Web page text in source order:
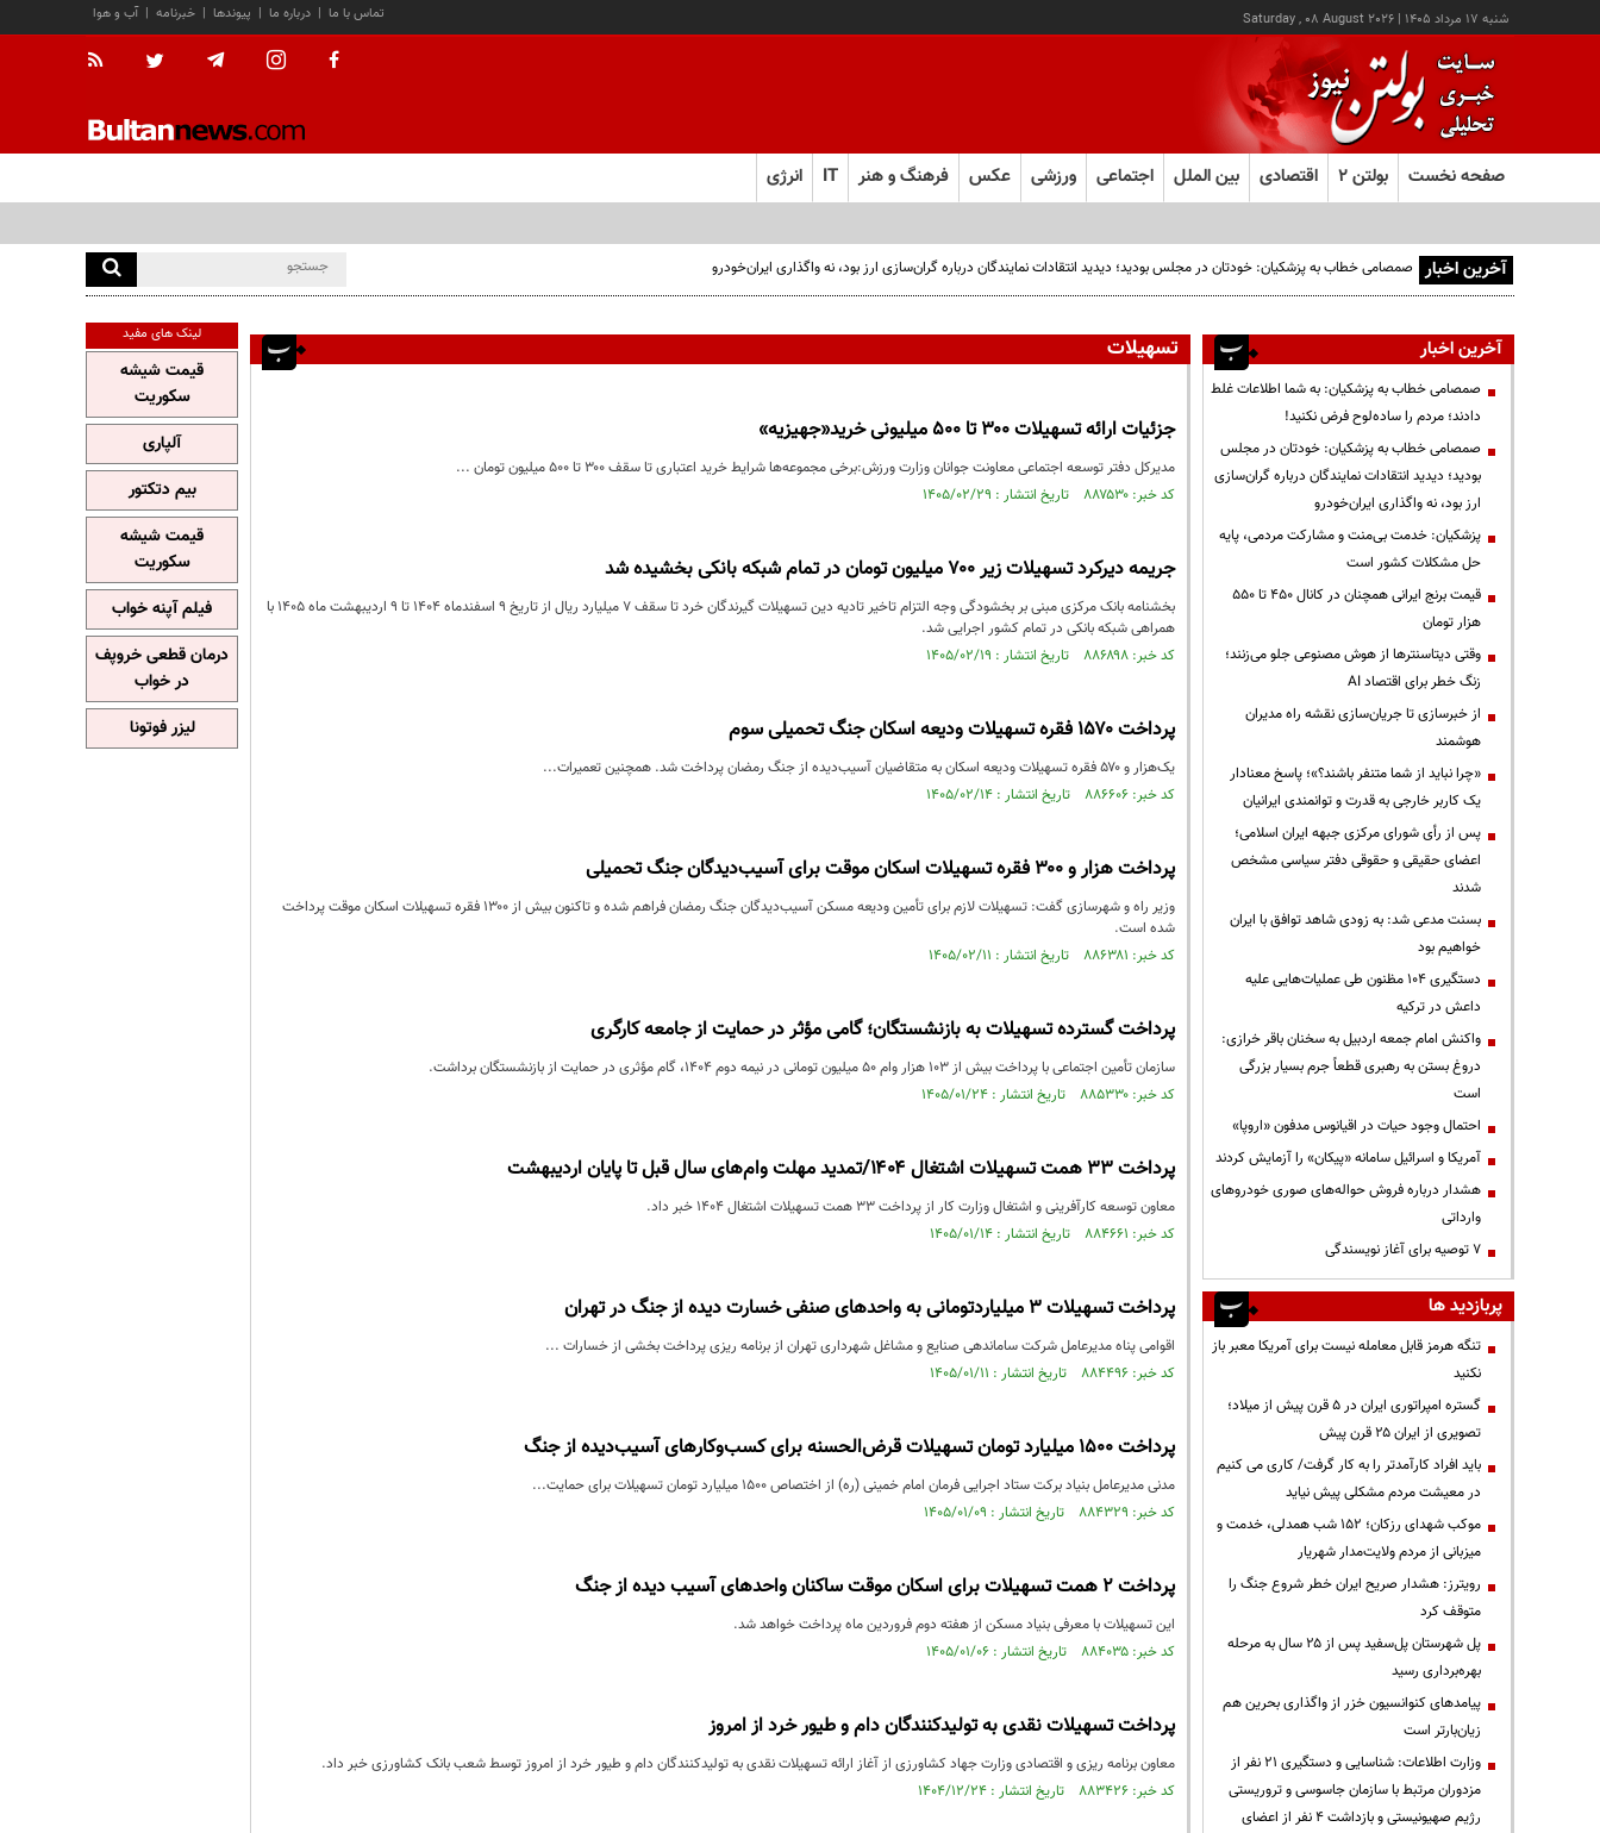
شنبه ۱۷ مرداد ۱۴۰۵ |
Saturday , 08 August 2026 آب و هوا | خبرنامه | پیوندها | درباره ما | تماس با ما
صفحه نخست بولتن ۲ اقتصادی بین الملل اجتماعی ورزشی عکس فرهنگ و هنر IT انرژی
آخرین اخبار صمصامی خطاب به پزشکیان: خودتان در مجلس بودید؛ دیدید انتقادات نمایندگان درباره گران‌سازی ارز بود، نه واگذاری ایران‌خودرو
تسهیلات
جزئیات ارائه تسهیلات ۳۰۰ تا ۵۰۰ میلیونی خرید«جهیزیه»
مدیرکل دفتر توسعه اجتماعی معاونت جوانان وزارت ورزش:برخی مجموعه‌ها شرایط خرید اعتباری تا سقف ۳۰۰ تا ۵۰۰ میلیون تومان ...
کد خبر: ۸۸۷۵۳۰ تاریخ انتشار : ۱۴۰۵/۰۲/۲۹
جریمه دیرکرد تسهیلات زیر ۷۰۰ میلیون تومان در تمام شبکه بانکی بخشیده شد
بخشنامه بانک مرکزی مبنی بر بخشودگی وجه التزام تاخیر تادیه دین تسهیلات گیرندگان خرد تا سقف ۷ میلیارد ریال از تاریخ ۹ اسفندماه ۱۴۰۴ تا ۹ اردیبهشت ماه ۱۴۰۵ با
همراهی شبکه بانکی در تمام کشور اجرایی شد.
کد خبر: ۸۸۶۸۹۸ تاریخ انتشار : ۱۴۰۵/۰۲/۱۹
پرداخت ۱۵۷۰ فقره تسهیلات ودیعه اسکان جنگ تحمیلی سوم
یک‌هزار و ۵۷۰ فقره تسهیلات ودیعه اسکان به متقاضیان آسیب‌دیده از جنگ رمضان پرداخت شد. همچنین تعمیرات...
کد خبر: ۸۸۶۶۰۶ تاریخ انتشار : ۱۴۰۵/۰۲/۱۴
پرداخت هزار و ۳۰۰ فقره تسهیلات اسکان موقت برای آسیب‌دیدگان جنگ تحمیلی
وزیر راه و شهرسازی گفت: تسهیلات لازم برای تأمین ودیعه مسکن آسیب‌دیدگان جنگ رمضان فراهم شده و تاکنون بیش از ۱۳۰۰ فقره تسهیلات اسکان موقت پرداخت
شده است.
کد خبر: ۸۸۶۳۸۱ تاریخ انتشار : ۱۴۰۵/۰۲/۱۱
پرداخت گسترده تسهیلات به بازنشستگان؛ گامی مؤثر در حمایت از جامعه کارگری
سازمان تأمین اجتماعی با پرداخت بیش از ۱۰۳ هزار وام ۵۰ میلیون تومانی در نیمه دوم ۱۴۰۴، گام مؤثری در حمایت از بازنشستگان برداشت.
کد خبر: ۸۸۵۳۳۰ تاریخ انتشار : ۱۴۰۵/۰۱/۲۴
پرداخت ۳۳ همت تسهیلات اشتغال ۱۴۰۴/تمدید مهلت وام‌های سال قبل تا پایان اردیبهشت
معاون توسعه کارآفرینی و اشتغال وزارت کار از پرداخت ۳۳ همت تسهیلات اشتغال ۱۴۰۴ خبر داد.
کد خبر: ۸۸۴۶۶۱ تاریخ انتشار : ۱۴۰۵/۰۱/۱۴
پرداخت تسهیلات ۳ میلیاردتومانی به واحدهای صنفی خسارت دیده از جنگ در تهران
اقوامی پناه مدیرعامل شرکت ساماندهی صنایع و مشاغل شهرداری تهران از برنامه ریزی پرداخت بخشی از خسارات ...
کد خبر: ۸۸۴۴۹۶ تاریخ انتشار : ۱۴۰۵/۰۱/۱۱
پرداخت ۱۵۰۰ میلیارد تومان تسهیلات قرض‌الحسنه برای کسب‌وکارهای آسیب‌دیده از جنگ
مدنی مدیرعامل بنیاد برکت ستاد اجرایی فرمان امام خمینی (ره) از اختصاص ۱۵۰۰ میلیارد تومان تسهیلات برای حمایت...
کد خبر: ۸۸۴۳۲۹ تاریخ انتشار : ۱۴۰۵/۰۱/۰۹
پرداخت ۲ همت تسهیلات برای اسکان موقت ساکنان واحدهای آسیب دیده از جنگ
این تسهیلات با معرفی بنیاد مسکن از هفته دوم فروردین ماه پرداخت خواهد شد.
کد خبر: ۸۸۴۰۳۵ تاریخ انتشار : ۱۴۰۵/۰۱/۰۶
پرداخت تسهیلات نقدی به تولیدکنندگان دام و طیور خرد از امروز
معاون برنامه ریزی و اقتصادی وزارت جهاد کشاورزی از آغاز ارائه تسهیلات نقدی به تولیدکنندگان دام و طیور خرد از امروز توسط شعب بانک کشاورزی خبر داد.
کد خبر: ۸۸۳۴۲۶ تاریخ انتشار : ۱۴۰۴/۱۲/۲۴
آخرین اخبار
صمصامی خطاب به پزشکیان: به شما اطلاعات غلط
دادند؛ مردم را ساده‌لوح فرض نکنید!
صمصامی خطاب به پزشکیان: خودتان در مجلس
بودید؛ دیدید انتقادات نمایندگان درباره گران‌سازی
ارز بود، نه واگذاری ایران‌خودرو
پزشکیان: خدمت بی‌منت و مشارکت مردمی، پایه
حل مشکلات کشور است
قیمت‌ برنج ایرانی همچنان در کانال ۴۵۰ تا ۵۵۰
هزار تومان
وقتی دیتاسنترها از هوش مصنوعی جلو می‌زنند؛
زنگ خطر برای اقتصاد AI
از خبرسازی تا جریان‌سازی نقشه راه مدیران
هوشمند
«چرا نباید از شما متنفر باشند؟»؛ پاسخ معنادار
یک کاربر خارجی به قدرت و توانمندی ایرانیان
پس از رأی شورای مرکزی جبهه ایران اسلامی؛
اعضای حقیقی و حقوقی دفتر سیاسی مشخص
شدند
بسنت مدعی شد: به زودی شاهد توافق با ایران
خواهیم بود
دستگیری ۱۰۴ مظنون طی عملیات‌هایی علیه
داعش در ترکیه
واکنش امام جمعه اردبیل به سخنان باقر خرازی:
دروغ بستن به رهبری قطعاً جرم بسیار بزرگی
است
احتمال وجود حیات در اقیانوس مدفون «اروپا»
آمریکا و اسرائیل سامانه «پیکان» را آزمایش کردند
هشدار درباره فروش حواله‌های صوری خودروهای
وارداتی
۷ توصیه برای آغاز نویسندگی
پربازدید ها
تنگه هرمز قابل معامله نیست برای آمریکا معبر باز
نکنید
گستره امپراتوری ایران در ۵ قرن پیش از میلاد؛
تصویری از ایران ۲۵ قرن پیش
باید افراد کارآمدتر را به کار گرفت/ کاری می کنیم
در معیشت مردم مشکلی پیش نیاید
موکب شهدای رزکان؛ ۱۵۲ شب همدلی، خدمت و
میزبانی از مردم ولایت‌مدار شهریار
رویترز: هشدار صریح ایران خطر شروع جنگ را
متوقف کرد
پل شهرستان پل‌سفید پس از ۲۵ سال به مرحله
بهره‌برداری رسید
پیامدهای کنوانسیون خزر از واگذاری بحرین هم
زیان‌بارتر است
وزارت اطلاعات: شناسایی و دستگیری ۲۱ نفر از
مزدوران مرتبط با سازمان جاسوسی و تروریستی
رژیم صهیونیستی و بازداشت ۴ نفر از اعضای
لینک های مفید
قیمت شیشه
سکوریت
آلپاری
بیم دتکتور
قیمت شیشه
سکوریت
فیلم آپنه خواب
درمان قطعی خروپف
در خواب
لیزر فوتونا